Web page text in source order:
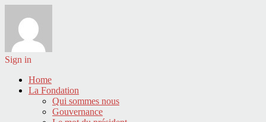
Sign in
Home
La Fondation
Qui sommes nous
Gouvernance